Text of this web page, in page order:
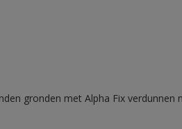
gronden met Alpha Fix verdunnen